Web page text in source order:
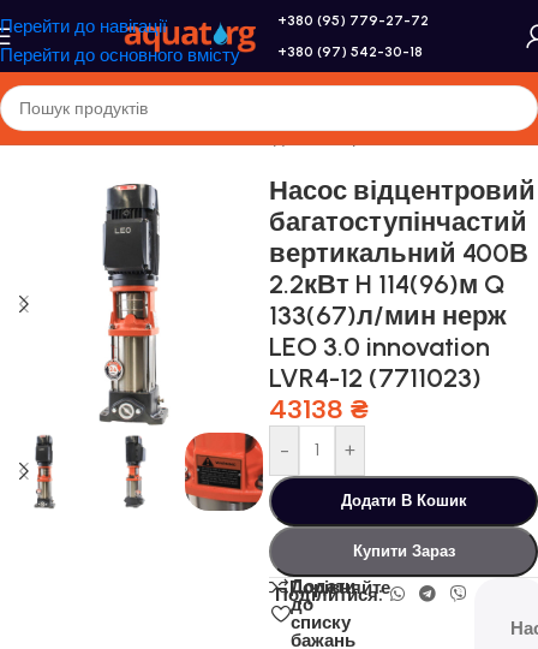
Перейти до навігації
Перейти до основного вмісту
+380 (95) 779-27-72
+380 (97) 542-30-18
Головна/Насоси та насосне обладнання/Промислові насоси
Насос відцентровий
багатоступінчастий
вертикальний 400В
2.2кВт H 114(96)м Q
133(67)л/мин нерж
LEO 3.0 innovation
LVR4-12 (7711023)
43138 ₴
- +
Додати В Кошик
Купити Зараз
Порівняйте
Додати
до
списку
бажань
Поділитися: